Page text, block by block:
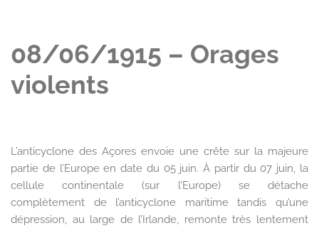
08/06/1915 – Orages
violents
L’anticyclone des Açores envoie une crête sur la majeure
partie de l’Europe en date du 05 juin. À partir du 07 juin, la
cellule continentale (sur l’Europe) se détache
complètement de l’anticyclone maritime tandis qu’une
dépression, au large de l’Irlande, remonte très lentement